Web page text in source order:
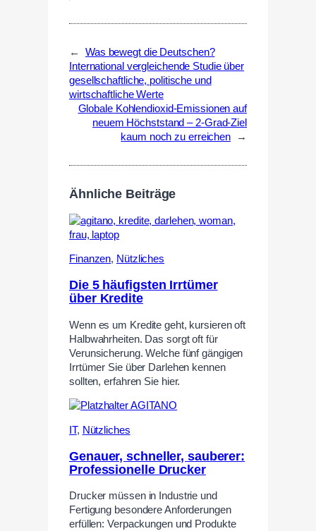
←
Was bewegt die Deutschen?
International vergleichende Studie über
gesellschaftliche, politische und
wirtschaftliche Werte
Globale Kohlendioxid-Emissionen auf
neuem Höchststand – 2-Grad-Ziel
kaum noch zu erreichen
→
Ähnliche Beiträge
Finanzen, Nützliches
Die 5 häufigsten Irrtümer
über Kredite
Wenn es um Kredite geht, kursieren oft
Halbwahrheiten. Das sorgt oft für
Verunsicherung. Welche fünf gängigen
Irrtümer Sie über Darlehen kennen
sollten, erfahren Sie hier.
IT, Nützliches
Genauer, schneller, sauberer:
Professionelle Drucker
Drucker müssen in Industrie und
Fertigung besondere Anforderungen
erfüllen: Verpackungen und Produkte